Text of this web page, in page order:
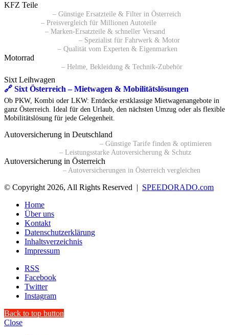
KFZ Teile
– Günstige Ersatzteile & Filter in Österreich
– Preisvergleich für Millionen Autoteile
– Marken-Ersatzteile & schneller Versand
– Spezialist für Fahrwerk & Motor
– Qualität vom Experten & Eigenmarken
Motorrad
– Helme, Bekleidung & Technik-Zubehör
Sixt Leihwagen
🔗 Sixt Österreich – Mietwagen & Mobilitätslösungen
Ob PKW, Kombi oder LKW: Entdecke erstklassige Mietwagenangebote in
ganz Österreich. Ideal für den Urlaub, den nächsten Umzug oder als flexible
Mobilitätslösung für jede Gelegenheit.
Autoversicherung in Deutschland
– Günstige Tarife finden & optimieren
– Leistungsstarke Autoversicherung & Schutz
Autoversicherung in Österreich
– Autoversicherungen in Österreich vergleichen
© Copyright 2026, All Rights Reserved | SPEEDORADO.com
Home
Über uns
Kontakt
Datenschutzerklärung
Inhaltsverzeichnis
Impressum
RSS
Facebook
Twitter
Instagram
Back to top button
Close